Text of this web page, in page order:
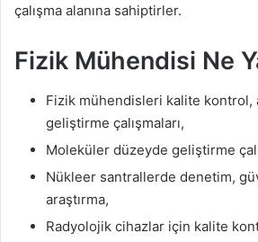
çalışma alanına sahiptirler.
Fizik Mühendisi Ne
Fizik mühendisleri kalite kontrol,
geliştirme çalışmaları,
Moleküler düzeyde geliştirme
Nükleer santrallerde denetim,
araştırma,
Radyolojik cihazlar için kalite